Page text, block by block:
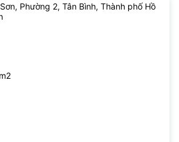
Phường 2, Tân Bình, Thành phố Hồ